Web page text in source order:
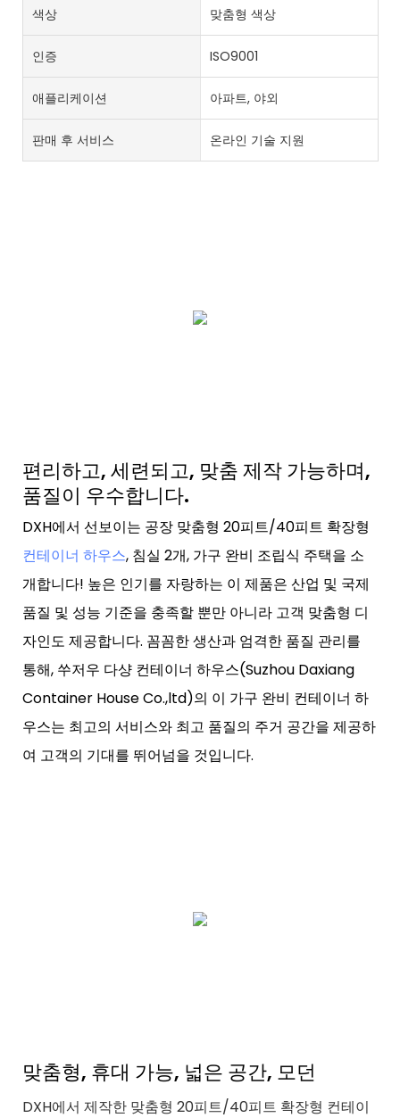
색상 맞춤형 색상
인증 ISO9001
애플리케이션 아파트, 야외
판매 후 서비스 온라인 기술 지원
편리하고, 세련되고, 맞춤 제작 가능하며,
품질이 우수합니다.
DXH에서 선보이는 공장 맞춤형 20피트/40피트 확장형
컨테이너 하우스, 침실 2개, 가구 완비 조립식 주택을 소
개합니다! 높은 인기를 자랑하는 이 제품은 산업 및 국제
품질 및 성능 기준을 충족할 뿐만 아니라 고객 맞춤형 디
자인도 제공합니다. 꼼꼼한 생산과 엄격한 품질 관리를
통해, 쑤저우 다샹 컨테이너 하우스(Suzhou Daxiang
Container House Co.,ltd)의 이 가구 완비 컨테이너 하
우스는 최고의 서비스와 최고 품질의 주거 공간을 제공하
여 고객의 기대를 뛰어넘을 것입니다.
맞춤형, 휴대 가능, 넓은 공간, 모던
DXH에서 제작한 맞춤형 20피트/40피트 확장형 컨테이